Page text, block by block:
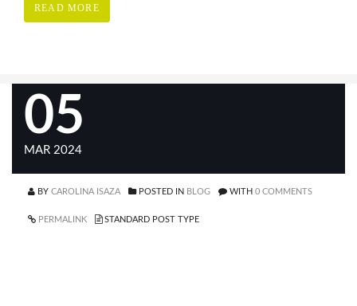
READ MORE
05
MAR 2024
BY CAROLINA ISAZA POSTED IN BLOG WITH 0 COMMENTS
PERMALINK STANDARD POST TYPE